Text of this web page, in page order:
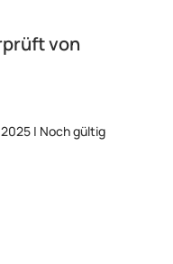
von
| Noch gültig